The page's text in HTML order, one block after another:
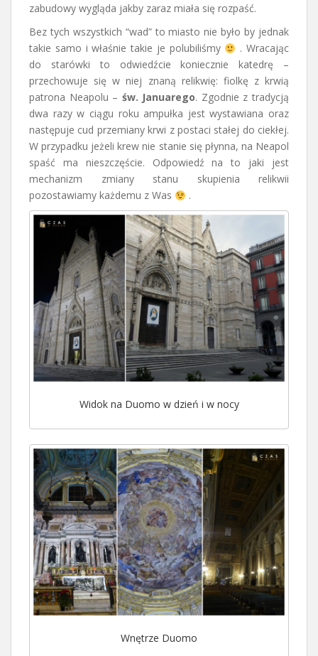
zabudowy wygląda jakby zaraz miała się rozpaść.
Bez tych wszystkich “wad” to miasto nie było by jednak
takie samo i właśnie takie je polubiliśmy
. Wracając
do starówki to odwiedźcie koniecznie katedrę –
przechowuje się w niej znaną relikwię: fiolkę z krwią
patrona Neapolu – św. Januarego. Zgodnie z tradycją
dwa razy w ciągu roku ampułka jest wystawiana oraz
następuje cud przemiany krwi z postaci stałej do ciekłej.
W przypadku jeżeli krew nie stanie się płynna, na Neapol
spaść ma nieszczęście. Odpowiedź na to jaki jest
mechanizm zmiany stanu skupienia relikwii
pozostawiamy każdemu z Was
.
Widok na Duomo w dzień i w nocy
Wnętrze Duomo